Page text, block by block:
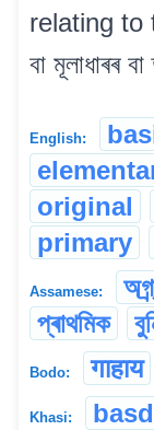
relating to
বা মূলাধাৰৰ
English:
original
primary
Assamese:
প্ৰাথমিক
Bodo: गाहाय
Khasi: